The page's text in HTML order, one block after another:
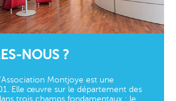
NOUS ?
Montjoye est une
Elle œuvre sur le département des
trois champs fondamentaux : le